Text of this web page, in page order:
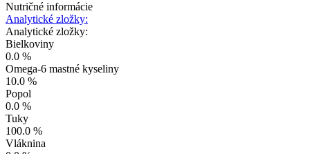
Nutričné informácie
Analytické zložky:
Analytické zložky:
Bielkoviny
0.0 %
Omega-6 mastné kyseliny
10.0 %
Popol
0.0 %
Tuky
100.0 %
Vláknina